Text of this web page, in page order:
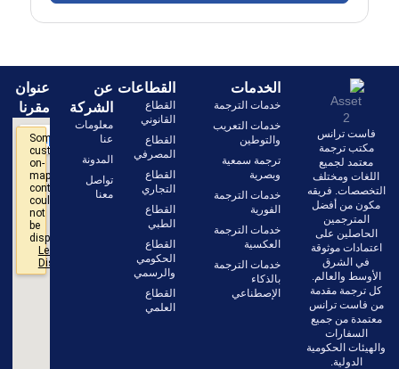
فاست ترانس
مكتب ترجمة
معتمد لجميع
اللغات ومختلف
التخصصات. فريقه
مكون من أفضل
المترجمين
الحاصلين على
اعتمادات موثوقة
في الشرق
الأوسط والعالم.
كل ترجمة مقدمة
من فاست ترانس
معتمدة من جميع
السفارات
والهيئات الحكومية
الدولية.
الخدمات
خدمات الترجمة
خدمات التعريب
والتوطين
ترجمة سمعية
وبصرية
خدمات الترجمة
الفورية
خدمات الترجمة
العكسية
خدمات الترجمة
بالذكاء
الإصطناعي
القطاعات
القطاع
القانوني
القطاع
المصرفي
القطاع
التجاري
القطاع
الطبي
القطاع
الحكومي
والرسمي
القطاع
العلمي
عن
الشركة
معلومات
عنا
المدونة
تواصل
معنا
عنوان
مقرنا